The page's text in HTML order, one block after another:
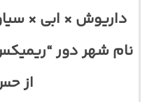
داریوش × ابی ×
نام شهر دور
از